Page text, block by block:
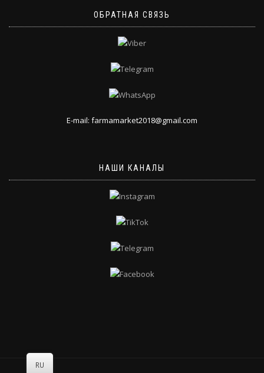
ОБРАТНАЯ СВЯЗЬ
E-mail: farmamarket2018@gmail.com
НАШИ КАНАЛЫ
RU